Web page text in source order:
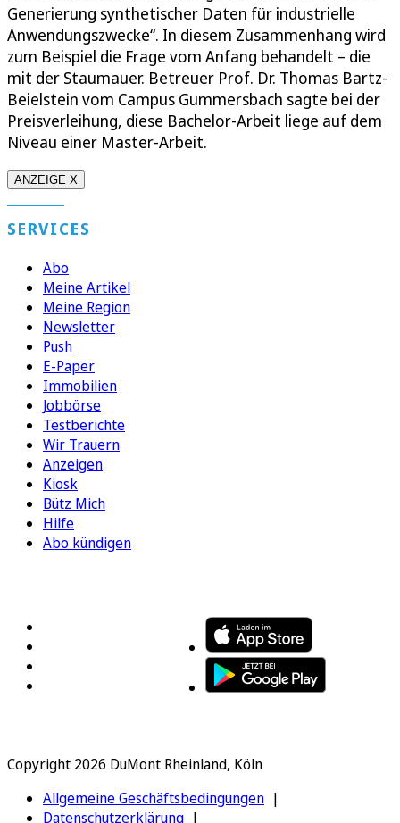
Generierung synthetischer Daten für industrielle
Anwendungszwecke“. In diesem Zusammenhang wird
zum Beispiel die Frage vom Anfang behandelt – die
mit der Staumauer. Betreuer Prof. Dr. Thomas Bartz-
Beielstein vom Campus Gummersbach sagte bei der
Preisverleihung, diese Bachelor-Arbeit liege auf dem
Niveau einer Master-Arbeit.
ANZEIGE X
SERVICES
Abo
Meine Artikel
Meine Region
Newsletter
Push
E-Paper
Immobilien
Jobbörse
Testberichte
Wir Trauern
Anzeigen
Kiosk
Bütz Mich
Hilfe
Abo kündigen
Copyright 2026 DuMont Rheinland, Köln
Allgemeine Geschäftsbedingungen
Datenschutzerklärung